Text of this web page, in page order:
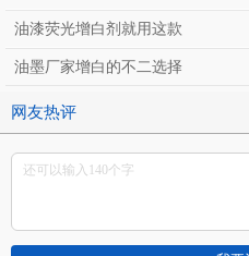
油漆荧光增白剂就用这款
油墨厂家增白的不二选择
网友热评